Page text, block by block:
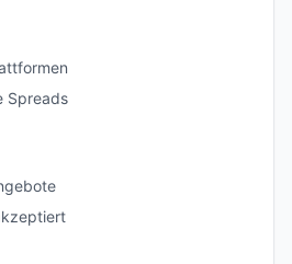
Spreads